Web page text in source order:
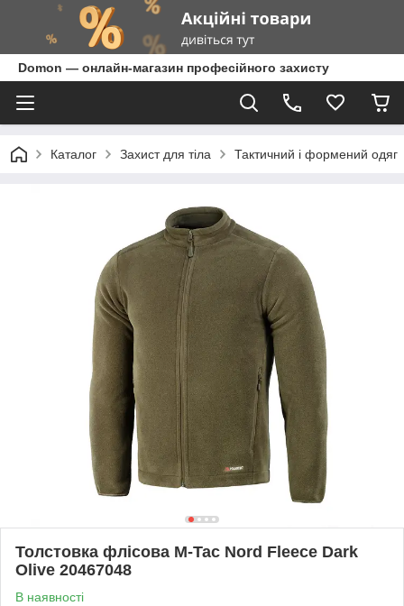
Domon — онлайн-магазин професійного захисту
Каталог Захист для тіла Тактичний і формений одяг
Толстовка флісова M-Tac Nord Fleece Dark
Olive 20467048
В наявності